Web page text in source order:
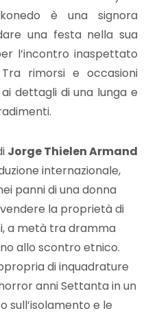
è una signora
una festa nella sua
l’incontro inaspettato
rimorsi e occasioni
dettagli di una lunga e
Jorge Thielen Armand
internazionale,
panni di una donna
la proprietà di
a metà tra dramma
allo scontro etnico.
di inquadrature
anni Settanta in un
sull’isolamento e le